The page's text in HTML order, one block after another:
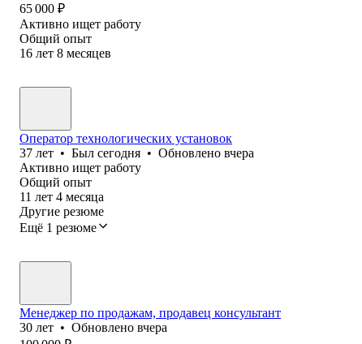
65 000 ₽
Активно ищет работу
Общий опыт
16 лет 8 месяцев
Оператор технологических установок
37 лет • Был сегодня • Обновлено вчера
Активно ищет работу
Общий опыт
11 лет 4 месяца
Другие резюме
Ещё 1 резюме
Менеджер по продажам, продавец консультант
30 лет • Обновлено вчера